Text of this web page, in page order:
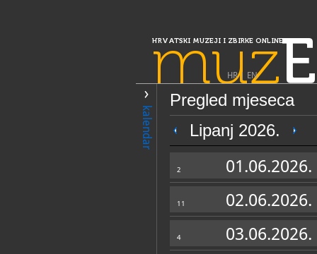
HRVATSKI MUZEJI I ZBIRKE ONLINE
muz
HR| EN
kalendar
Pregled mjeseca
Lipanj 2026.
2 01.06.2026.
11 02.06.2026.
4 03.06.2026.
PRETRAŽIVANJE
Slavonija,
Muzej Petra